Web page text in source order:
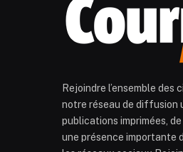
Rejoindre l’ensemble des
notre réseau de diffusion
publications imprimées,
une présence importante